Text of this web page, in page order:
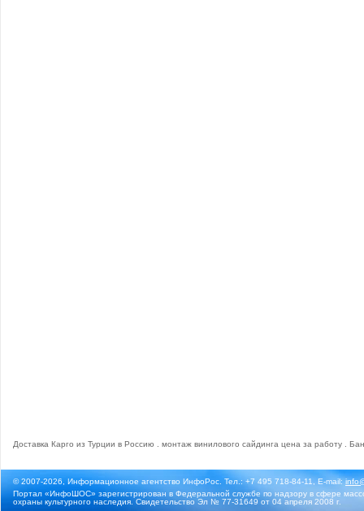
Доставка Карго из Турции в Россию монтаж винилового сайдинга цена за работу
© 2007-2026, Информационное агентство ИнфоРос. Тел.: +7 495 718-84-11, E-mail:
Портал «ИнфоШОС» зарегистрирован в Федеральной службе по надзору в сфере
охраны культурного наследия. Свидетельство Эл № 77-31649 от 04 апреля 2008 г.